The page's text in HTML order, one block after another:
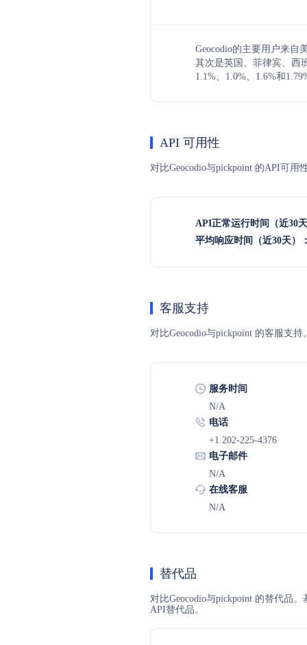
Geocodio的主要用户来自
其次是英国、菲律宾、西
1.1%、1.0%、1.6%和
API 可用性
对比Geocodio与pickpoint 的API可用
API正常运行时间（近30
平均响应时间（近30天）
客服支持
对比Geocodio与pickpoint 的客服支
服务时间
N/A
电话
+1 202-225-4376
电子邮件
N/A
在线客服
N/A
替代品
对比Geocodio与pickpoint 的替代品
API替代品。